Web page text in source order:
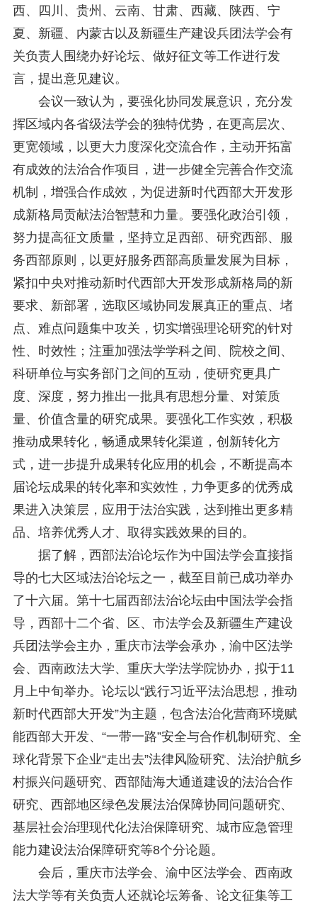
西、四川、贵州、云南、甘肃、西藏、陕西、宁
夏、新疆、内蒙古以及新疆生产建设兵团法学会有
关负责人围绕办好论坛、做好征文等工作进行发
言，提出意见建议。
会议一致认为，要强化协同发展意识，充分发
挥区域内各省级法学会的独特优势，在更高层次、
更宽领域，以更大力度深化交流合作，主动开拓富
有成效的法治合作项目，进一步健全完善合作交流
机制，增强合作成效，为促进新时代西部大开发形
成新格局贡献法治智慧和力量。要强化政治引领，
努力提高征文质量，坚持立足西部、研究西部、服
务西部原则，以更好服务西部高质量发展为目标，
紧扣中央对推动新时代西部大开发形成新格局的新
要求、新部署，选取区域协同发展真正的重点、堵
点、难点问题集中攻关，切实增强理论研究的针对
性、时效性；注重加强法学学科之间、院校之间、
科研单位与实务部门之间的互动，使研究更具广
度、深度，努力推出一批具有思想分量、对策质
量、价值含量的研究成果。要强化工作实效，积极
推动成果转化，畅通成果转化渠道，创新转化方
式，进一步提升成果转化应用的机会，不断提高本
届论坛成果的转化率和实效性，力争更多的优秀成
果进入决策层，应用于法治实践，达到推出更多精
品、培养优秀人才、取得实践效果的目的。
据了解，西部法治论坛作为中国法学会直接指
导的七大区域法治论坛之一，截至目前已成功举办
了十六届。第十七届西部法治论坛由中国法学会指
导，西部十二个省、区、市法学会及新疆生产建设
兵团法学会主办，重庆市法学会承办，渝中区法学
会、西南政法大学、重庆大学法学院协办，拟于11
月上中旬举办。论坛以“践行习近平法治思想，推动
新时代西部大开发”为主题，包含法治化营商环境赋
能西部大开发、“一带一路”安全与合作机制研究、全
球化背景下企业“走出去”法律风险研究、法治护航乡
村振兴问题研究、西部陆海大通道建设的法治合作
研究、西部地区绿色发展法治保障协同问题研究、
基层社会治理现代化法治保障研究、城市应急管理
能力建设法治保障研究等8个分论题。
会后，重庆市法学会、渝中区法学会、西南政
法大学等有关负责人还就论坛筹备、论文征集等工